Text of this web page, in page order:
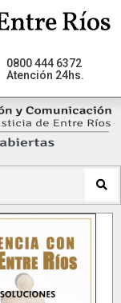
0800 444 6372
Atención 24hs.